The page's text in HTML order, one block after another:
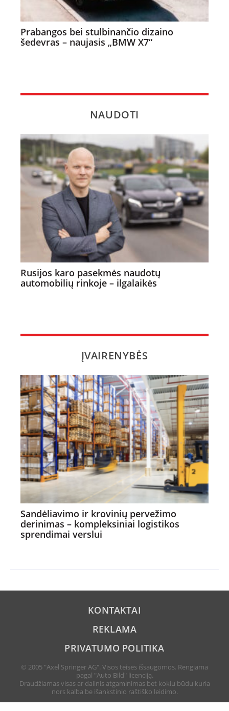
Prabangos bei stulbinančio dizaino
šedevras – naujasis „BMW X7“
NAUDOTI
Rusijos karo pasekmės naudotų
automobilių rinkoje – ilgalaikės
ĮVAIRENYBĖS
Sandėliavimo ir krovinių pervežimo
derinimas – kompleksiniai logistikos
sprendimai verslui
KONTAKTAI
REKLAMA
PRIVATUMO POLITIKA
© 2005 "Axel Springer AG". Visos teisės išsaugomos. Rengiama
pagal "Auto Bild" licenciją.
Draudžiamas visas ar dalinis atgaminimas bet kokiu būdu kuria
nors kalba be išankstinio raštiško leidimo.